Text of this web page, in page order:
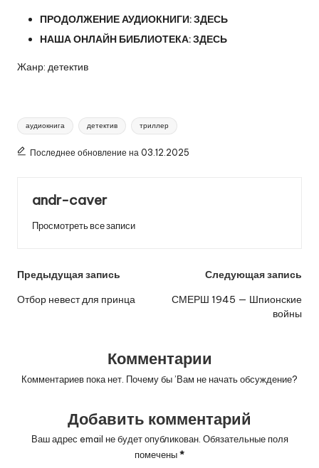
ПРОДОЛЖЕНИЕ АУДИОКНИГИ:ЗДЕСЬ
НАША ОНЛАЙН БИБЛИОТЕКА:ЗДЕСЬ
Жанр: детектив
Метки:
аудиокнига детектив триллер
Последнее обновление на 03.12.2025
andr-caver
Просмотреть все записи
Навигация
по
Предыдущая запись
Отбор невест для принца
Следующая запись
СМЕРШ 1945 — Шпионские
войны
Комментарии
Комментариев пока нет. Почему бы ’Вам не начать обсуждение?
Добавить комментарий
Ваш адрес email не будет опубликован. Обязательные поля
помечены*